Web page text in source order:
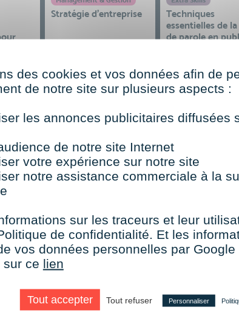
Stratégie d’entreprise
Techniques
essentielles de
de parole en
TOUTES NOS FORMATIONS
Faire le choix de VISIPLUS
100% des formations réalisables
des cookies et vos données afin de
de notre site sur plusieurs aspects :
les annonces publicitaires diffusées
de notre site Internet
votre expérience sur notre site
notre assistance commerciale à la
sur les traceurs et leur
de confidentialité. Et les
vos données personnelles par
sur ce lien
Tout accepter Tout refuser Personnaliser